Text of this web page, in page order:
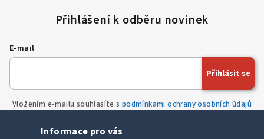
E-mail
Vložením e-mailu souhlasíte s podmínkami ochrany osobních údajů
Přihlásit se
Informace pro vás